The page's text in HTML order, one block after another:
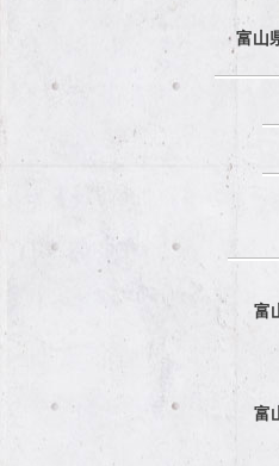
富山
富
富